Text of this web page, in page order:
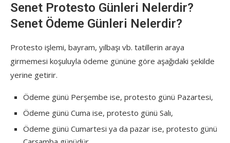
Senet Protesto Günleri Nelerdir?
Senet Ödeme Günleri Nelerdir?
Protesto işlemi, bayram, yılbaşı vb. tatillerin araya
girmemesi koşuluyla ödeme gününe göre aşağıdaki şekilde
yerine getirir.
Ödeme günü Perşembe ise, protesto günü Pazartesi,
Ödeme günü Cuma ise, protesto günü Salı,
Ödeme günü Cumartesi ya da pazar ise, protesto günü